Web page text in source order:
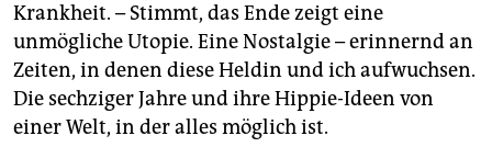
Krankheit. – Stimmt, das Ende zeigt eine
unmögliche Utopie. Eine Nostalgie – erinnernd an
Zeiten, in denen diese Heldin und ich aufwuchsen.
Die sechziger Jahre und ihre Hippie-Ideen von
einer Welt, in der alles möglich ist.